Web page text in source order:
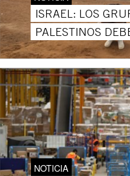
ISRAEL: LOS
PALESTINOS
NOTICIA